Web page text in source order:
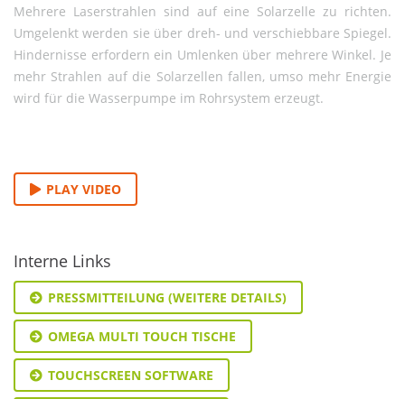
Mehrere Laserstrahlen sind auf eine Solarzelle zu richten.
Umgelenkt werden sie über dreh- und verschiebbare Spiegel.
Hindernisse erfordern ein Umlenken über mehrere Winkel. Je
mehr Strahlen auf die Solarzellen fallen, umso mehr Energie
wird für die Wasserpumpe im Rohrsystem erzeugt.
PLAY VIDEO
Interne Links
PRESSMITTEILUNG (WEITERE DETAILS)
OMEGA MULTI TOUCH TISCHE
TOUCHSCREEN SOFTWARE